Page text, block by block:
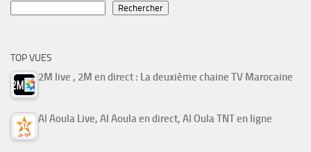
Rechercher
TOP VUES
2M live , 2M en direct : La deuxième chaine TV Marocaine
Al Aoula Live, Al Aoula en direct, Al Oula TNT en ligne